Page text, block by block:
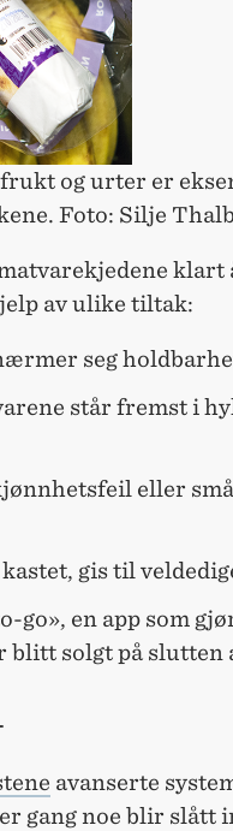
og urter er
Foto: Silje
klart
av ulike tiltak:
seg
står fremst i
eller
gis til
go», en app som
solgt på slutten
avanserte
gang noe blir slått